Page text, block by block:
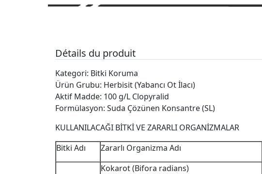
Détails du produit
Kategori: Bitki Koruma
Ürün Grubu: Herbisit (Yabancı Ot İlacı)
Aktif Madde: 100 g/L Clopyralid
Formülasyon: Suda Çözünen Konsantre (SL)
KULLANILACAĞI BİTKİ VE ZARARLI ORGANİZMALAR
Bitki Adı
Zararlı Organizma Adı
Kokarot (Bifora radians)